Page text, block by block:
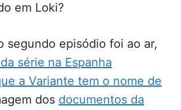
em Loki?
segundo episódio foi ao ar,
série na Espanha
a Variante tem o nome de
dos documentos da